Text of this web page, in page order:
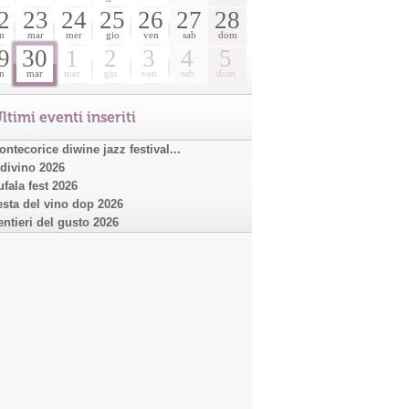
23
mar
24
mer
25
gio
26
ven
27
sab
28
dom
30
mar
1
mer
2
gio
3
ven
4
sab
5
dom
eventi inseriti
diwine jazz festival...
2026
fest 2026
del vino dop 2026
del gusto 2026